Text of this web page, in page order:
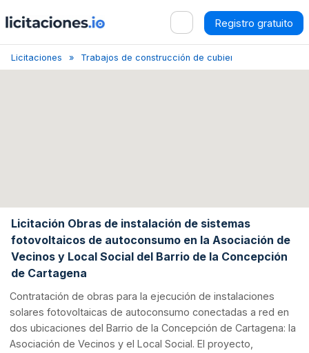
Registro gratuito
Licitaciones Trabajos de construcción de cubiertas y
Licitación Obras de instalación de sistemas
fotovoltaicos de autoconsumo en la Asociación de
Vecinos y Local Social del Barrio de la Concepción
de Cartagena
Contratación de obras para la ejecución de instalaciones
solares fotovoltaicas de autoconsumo conectadas a red en
dos ubicaciones del Barrio de la Concepción de Cartagena: la
Asociación de Vecinos y el Local Social. El proyecto,